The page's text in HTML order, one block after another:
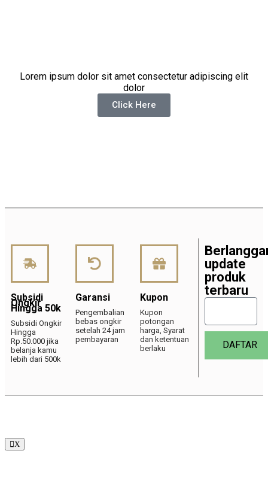
Lorem ipsum dolor sit amet consectetur adipiscing elit
dolor
Click Here
Subsidi
Ongkir
Hingga 50k
Subsidi Ongkir
Hingga
Rp.50.000 jika
belanja kamu
lebih dari 500k
Garansi
Pengembalian
bebas ongkir
setelah 24 jam
pembayaran
Kupon
Kupon
potongan
harga, Syarat
dan ketentuan
berlaku
update
produk
terbaru
DAFTAR
X